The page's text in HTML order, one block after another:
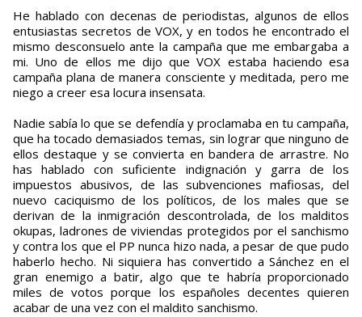
He hablado con decenas de periodistas, algunos de ellos
entusiastas secretos de VOX, y en todos he encontrado el
mismo desconsuelo ante la campaña que me embargaba a
mi. Uno de ellos me dijo que VOX estaba haciendo esa
campaña plana de manera consciente y meditada, pero me
niego a creer esa locura insensata.
Nadie sabía lo que se defendía y proclamaba en tu campaña,
que ha tocado demasiados temas, sin lograr que ninguno de
ellos destaque y se convierta en bandera de arrastre. No
has hablado con suficiente indignación y garra de los
impuestos abusivos, de las subvenciones mafiosas, del
nuevo caciquismo de los políticos, de los males que se
derivan de la inmigración descontrolada, de los malditos
okupas, ladrones de viviendas protegidos por el sanchismo
y contra los que el PP nunca hizo nada, a pesar de que pudo
haberlo hecho. Ni siquiera has convertido a Sánchez en el
gran enemigo a batir, algo que te habría proporcionado
miles de votos porque los españoles decentes quieren
acabar de una vez con el maldito sanchismo.